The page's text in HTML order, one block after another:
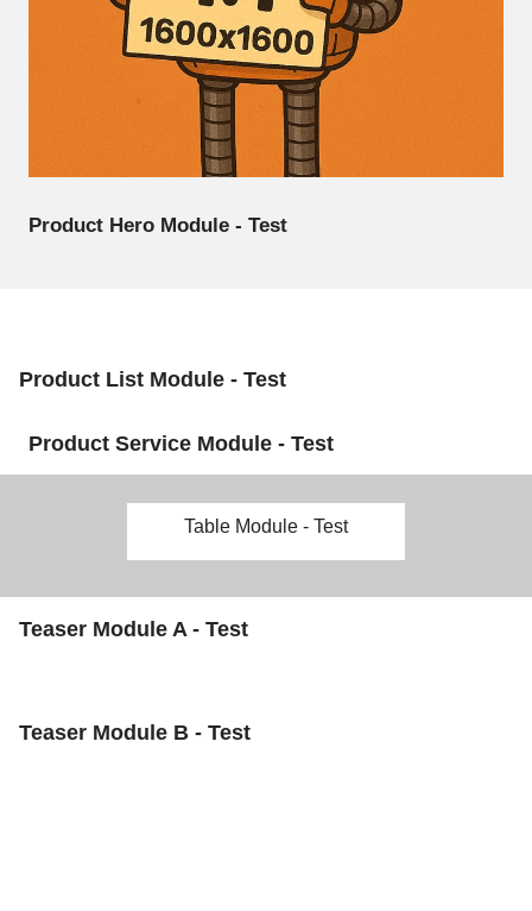
Product Hero Module - Test
Product List Module - Test
Product Service Module - Test
Table Module - Test
Teaser Module A - Test
Teaser Module B - Test